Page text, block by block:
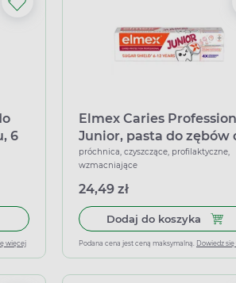
6
do koszyka Elgydium Baby, pasta do
więcej
Elmex Caries
Junior, pasta do zębów
dzieci, 75 ml
próchnica, czyszczące, profilaktyczne,
wzmacniające
24,49 zł
Dodaj do koszyka
Podana cena jest ceną maksymalną. Dowiedz